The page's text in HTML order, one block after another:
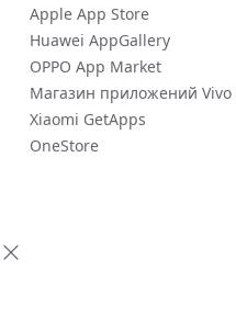
Apple App Store
Huawei AppGallery
OPPO App Market
Магазин приложений Vivo
Xiaomi GetApps
OneStore